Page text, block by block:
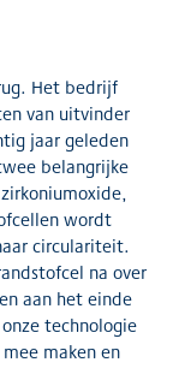
Het bedrijf
van uitvinder
jaar geleden
belangrijke
wordt
circulariteit.
na over
aan het einde
technologie
maken en